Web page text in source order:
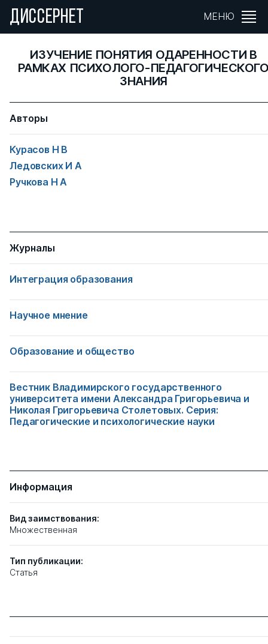
ДИССЕРНЕТ МЕНЮ
ИЗУЧЕНИЕ ПОНЯТИЯ ОДАРЕННОСТИ В
РАМКАХ ПСИХОЛОГО-
ЗНАНИЯ
Авторы
Курасов Н В
Ледовских И А
Ручкова Н А
Журналы
Интеграция образования
Научное мнение
Образование и общество
Вестник Владимирского государственного
университета имени Александра Григорьевича и
Николая Григорьевича Столетовых. Серия:
Педагогические и психологические науки
Информация
Вид заимствования:
Множественная
Тип публикации:
Статья